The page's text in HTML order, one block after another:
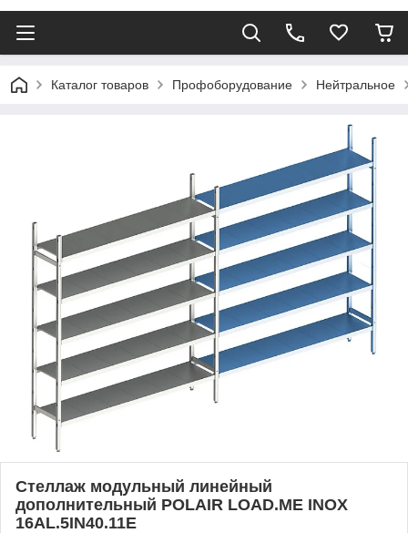
Каталог товаров Профоборудование Нейтральное
Стеллаж модульный линейный
дополнительный POLAIR LOAD.ME INOX
16AL.5IN40.11Е